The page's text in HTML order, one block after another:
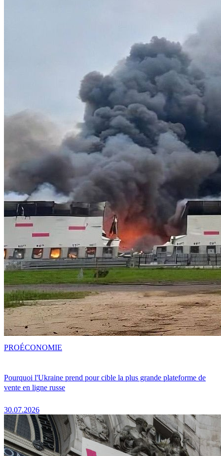
Pourquoi l'Ukraine prend pour cible la plus grande plateforme de
vente en ligne russe
30.07.2026
PROÉCONOMIE